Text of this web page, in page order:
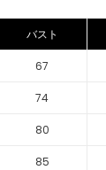
バスト
67
74
80
85